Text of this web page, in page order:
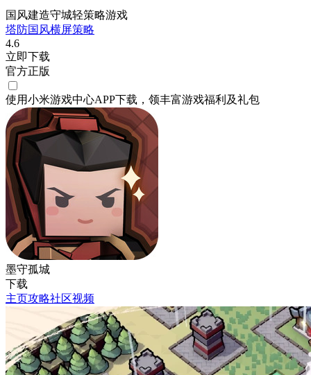
国风建造守城轻策略游戏
塔防国风横屏策略
4.6
立即下载
官方正版
使用小米游戏中心APP下载 ，领丰富游戏福利 及礼包
墨守孤城
下载
主页攻略社区视频